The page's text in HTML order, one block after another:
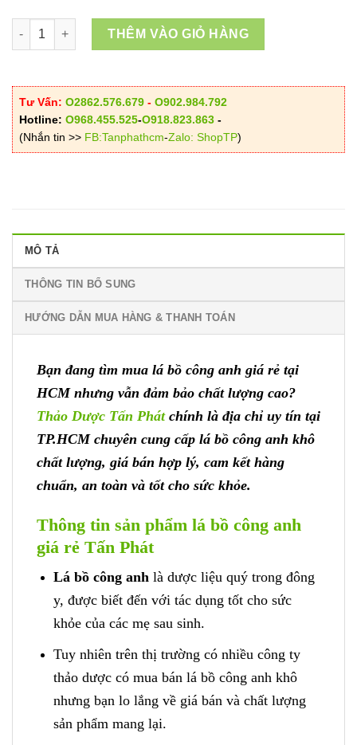
VND180,000
Mua Lá Bồ Công Anh Giá Rẻ Tại HCM số lượng
THÊM VÀO GIỎ HÀNG
Tư Vấn: O2862.576.679 - O902.984.792
Hotline: O968.455.525-O918.823.863 -
(Nhắn tin >> FB:Tanphathcm-Zalo: ShopTP)
MÔ TẢ
THÔNG TIN BỔ SUNG
HƯỚNG DẪN MUA HÀNG & THANH TOÁN
Bạn đang tìm mua lá bồ công anh giá rẻ tại
HCM nhưng vẫn đảm bảo chất lượng cao?
Thảo Dược Tấn Phátchính là địa chỉ uy tín tại
TP.HCM chuyên cung cấp lá bồ công anh khô
chất lượng, giá bán hợp lý, cam kết hàng
chuẩn, an toàn và tốt cho sức khỏe.
Thông tin sản phẩm lá bồ công anh
giá rẻ Tấn Phát
Lá bồ công anhlà dược liệu quý trong đông
y, được biết đến với tác dụng tốt cho sức
khỏe của các mẹ sau sinh.
Tuy nhiên trên thị trường có nhiều công ty
thảo dược có mua bán lá bồ công anh khô
nhưng bạn lo lắng về giá bán và chất lượng
sản phẩm mang lại.